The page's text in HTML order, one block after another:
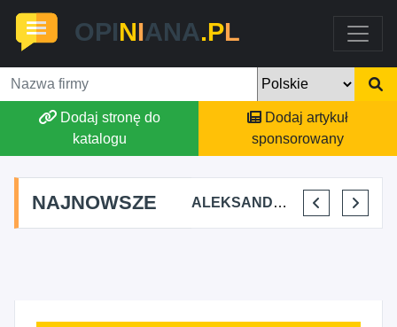
OPINIANA.PL
Dodaj stronę do
katalogu
Dodaj artykuł
sponsorowany
NAJNOWSZE
AGSON AGNIESZKA SUCHWAŁKO ALEKSANDAR MITREV PRZEM-KO PRZEMYSŁAW KOWALSKI